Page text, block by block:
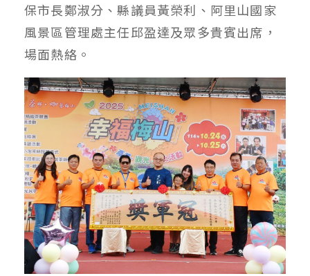
保市長鄭淑分、縣議員黃榮利、阿里山國家
風景區管理處主任邱盈達及眾多貴賓出席，
場面熱絡。